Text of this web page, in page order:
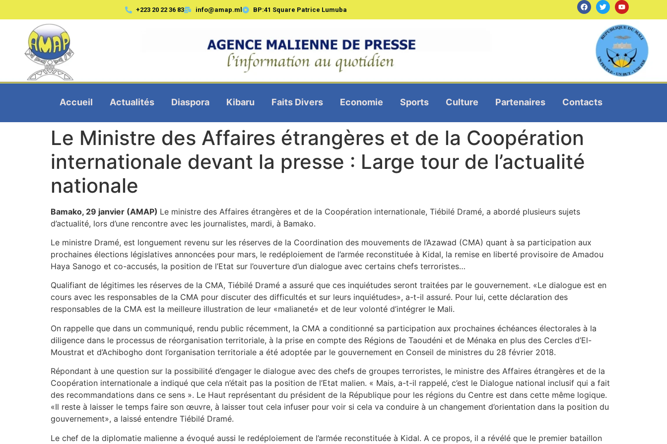
+223 20 22 36 83 info@amap.ml BP:41 Square Patrice Lumuba
Accueil Actualités Diaspora Kibaru Faits Divers Economie Sports Culture Partenaires Contacts
Le Ministre des Affaires étrangères et de la Coopération
internationale devant la presse : Large tour de l’actualité
nationale
Bamako, 29 janvier (AMAP) Le ministre des Affaires étrangères et de la Coopération internationale, Tiébilé Dramé, a abordé plusieurs sujets
d’actualité, lors d’une rencontre avec les journalistes, mardi, à Bamako.
Le ministre Dramé, est longuement revenu sur les réserves de la Coordination des mouvements de l’Azawad (CMA) quant à sa participation aux
prochaines élections législatives annoncées pour mars, le redéploiement de l’armée reconstituée à Kidal, la remise en liberté provisoire de Amadou
Haya Sanogo et co-accusés, la position de l’Etat sur l’ouverture d’un dialogue avec certains chefs terroristes…
Qualifiant de légitimes les réserves de la CMA, Tiébilé Dramé a assuré que ces inquiétudes seront traitées par le gouvernement. «Le dialogue est en
cours avec les responsables de la CMA pour discuter des difficultés et sur leurs inquiétudes», a-t-il assuré. Pour lui, cette déclaration des
responsables de la CMA est la meilleure illustration de leur «malianeté» et de leur volonté d’intégrer le Mali.
On rappelle que dans un communiqué, rendu public récemment, la CMA a conditionné sa participation aux prochaines échéances électorales à la
diligence dans le processus de réorganisation territoriale, à la prise en compte des Régions de Taoudéni et de Ménaka en plus des Cercles d’El-
Moustrat et d’Achibogho dont l’organisation territoriale a été adoptée par le gouvernement en Conseil de ministres du 28 février 2018.
Répondant à une question sur la possibilité d’engager le dialogue avec des chefs de groupes terroristes, le ministre des Affaires étrangères et de la
Coopération internationale a indiqué que cela n’était pas la position de l’Etat malien. « Mais, a-t-il rappelé, c’est le Dialogue national inclusif qui a fait
des recommandations dans ce sens ». Le Haut représentant du président de la République pour les régions du Centre est dans cette même logique.
«Il reste à laisser le temps faire son œuvre, à laisser tout cela infuser pour voir si cela va conduire à un changement d’orientation dans la position du
gouvernement», a laissé entendre Tiébilé Dramé.
Le chef de la diplomatie malienne a évoqué aussi le redéploiement de l’armée reconstituée à Kidal. A ce propos, il a révélé que le premier bataillon